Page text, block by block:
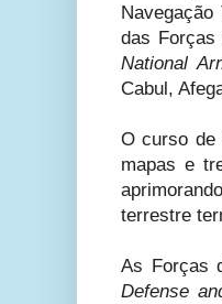
das Forças
National
Cabul,
O curso de
mapas e
terrestre
As Forças
Defense